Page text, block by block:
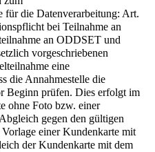
für die Datenverarbeitung: Art.
bei Teilnahme an
an ODDSET und
vorgeschriebenen
eine
die Annahmestelle die
Beginn prüfen. Dies erfolgt im
ohne Foto bzw. einer
gegen den gültigen
einer Kundenkarte mit
der Kundenkarte mit dem